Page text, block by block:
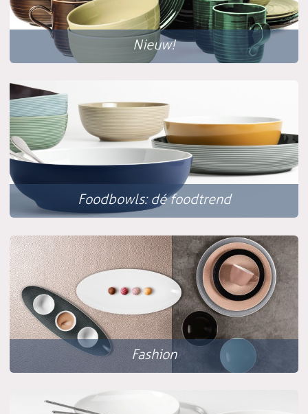
Nieuw!
Foodbowls: dé foodtrend
Fashion